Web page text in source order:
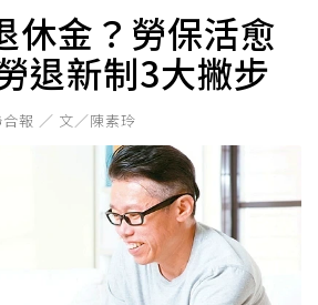
休金？勞保活愈
退新制3大撇步
報 ／ 文／陳素玲